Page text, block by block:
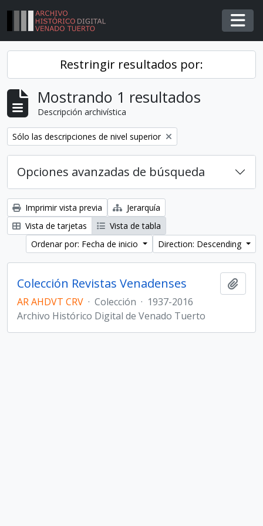
Skip to main content
Restringir resultados por:
Mostrando 1 resultados
Descripción archivística
Remover filtro
Sólo las descripciones de nivel superior
Opciones avanzadas de búsqueda
Imprimir vista previa
Jerarquía
Vista de tarjetas
Vista de tabla
Ordenar por: Fecha de inicio
Direction: Descending
Colección Revistas Venadenses
AR AHDVT CRV · Colección · 1937-2016
Archivo Histórico Digital de Venado Tuerto